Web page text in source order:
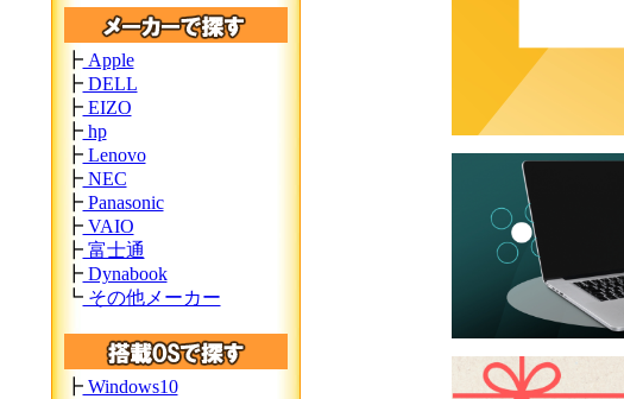
┣Apple
┣DELL
┣EIZO
┣hp
┣Lenovo
┣NEC
┣Panasonic
┣VAIO
┣富士通
┣Dynabook
┗その他メーカー
┣Windows10